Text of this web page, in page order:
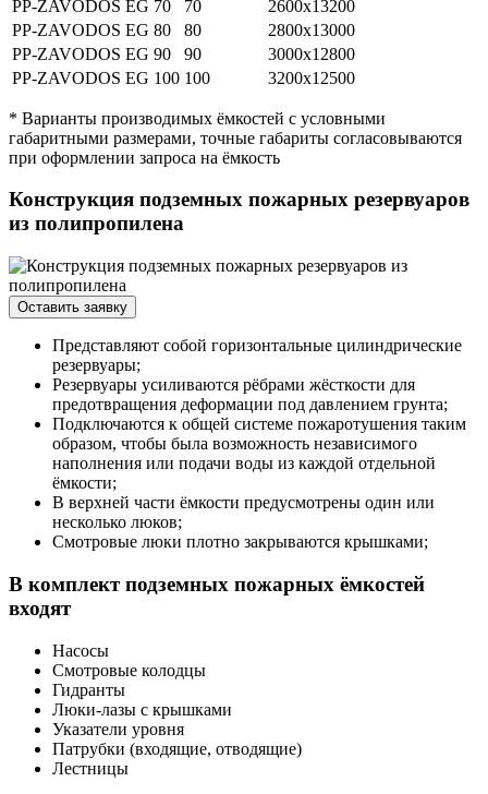
PP-ZAVODOS EG 70 70
2600х13200
PP-ZAVODOS EG 80
80
2800х13000
PP-ZAVODOS EG 90
90
3000х12800
PP-ZAVODOS EG 100 100 3200х12500
* Варианты производимых ёмкостей с условными
габаритными размерами, точные габариты согласовываются
при оформлении запроса на ёмкость
Конструкция подземных пожарных резервуаров
из полипропилена
Оставить заявку
Представляют собой горизонтальные цилиндрические
резервуары;
Резервуары усиливаются рёбрами жёсткости для
предотвращения деформации под давлением грунта;
Подключаются к общей системе пожаротушения таким
образом, чтобы была возможность независимого
наполнения или подачи воды из каждой отдельной
ёмкости;
В верхней части ёмкости предусмотрены один или
несколько люков;
Смотровые люки плотно закрываются крышками;
В комплект подземных пожарных ёмкостей
входят
Насосы
Смотровые колодцы
Гидранты
Люки-лазы с крышками
Указатели уровня
Патрубки (входящие, отводящие)
Лестницы